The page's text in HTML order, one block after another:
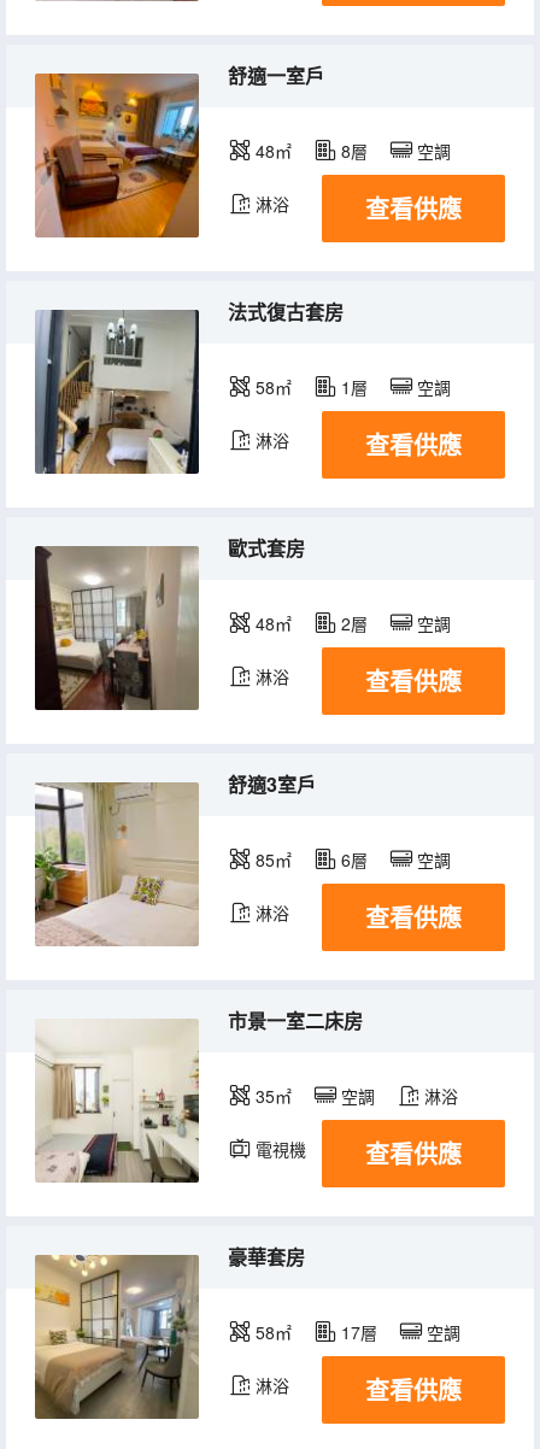
舒適一室戶
48㎡ 8層 空調
淋浴 查看供應
法式復古套房
58㎡ 1層 空調
淋浴 查看供應
歐式套房
48㎡ 2層 空調
淋浴 查看供應
舒適3室戶
85㎡ 6層 空調
淋浴 查看供應
市景一室二床房
35㎡ 空調 淋浴
電視機 冰箱
查看供應
豪華套房
58㎡ 17層 空調
淋浴 查看供應